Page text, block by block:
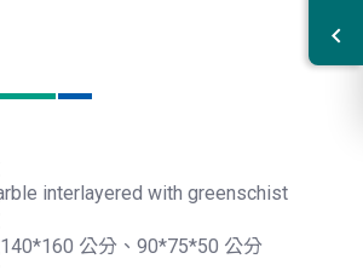
interlayered with greenschist
公分、90*75*50 公分